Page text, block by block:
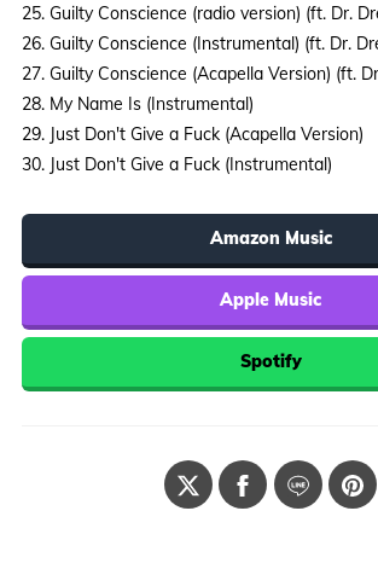
25. Guilty Conscience (radio version) (ft. Dr.
26. Guilty Conscience (Instrumental) (ft. Dr.
27. Guilty Conscience (Acapella Version) (ft.
28. My Name Is (Instrumental)
29. Just Don't Give a Fuck (Acapella Version)
30. Just Don't Give a Fuck (Instrumental)
Amazon Music
Apple Music
Spotify